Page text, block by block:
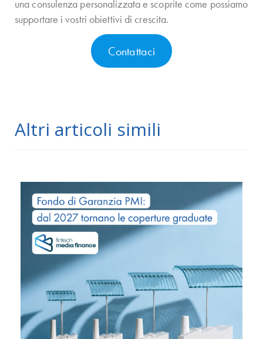
una consulenza personalizzata e scoprite come possiamo
supportare i vostri obiettivi di crescita.
Contattaci
Altri articoli simili